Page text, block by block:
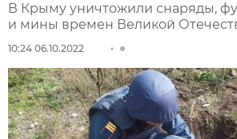
В Крыму уничтожили снаряды,
и мины времен Великой
10:24 06.10.2022